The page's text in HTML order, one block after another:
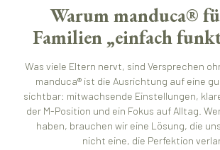
Warum manduca®
Familien „einfach
Was viele Eltern nervt, sind Versprechen
manduca® ist die Ausrichtung auf eine
sichtbar: mitwachsende Einstellungen,
der M-Position und ein Fokus auf Alltag.
haben, brauchen wir eine Lösung, die
nicht eine, die Perfektion